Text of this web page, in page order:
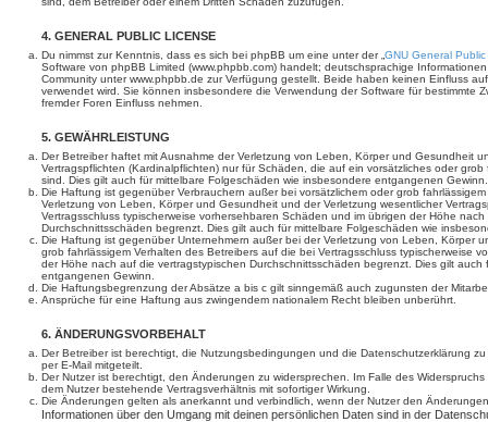
4. GENERAL PUBLIC LICENSE
Du nimmst zur Kenntnis, dass es sich bei phpBB um eine unter der „ GNU General
Software von phpBB Limited (www.phpbb.com) handelt; deutschsprachige
Community unter www.phpbb.de zur Verfügung gestellt. Beide haben keinen Einfluss
verwendet wird. Sie können insbesondere die Verwendung der Software für bestimmte
fremder Foren Einfluss nehmen.
5. GEWÄHRLEISTUNG
Der Betreiber haftet mit Ausnahme der Verletzung von Leben, Körper und Gesundheit
Vertragspflichten (Kardinalpflichten) nur für Schäden, die auf ein vorsätzliches oder
sind. Dies gilt auch für mittelbare Folgeschäden wie insbesondere entgangenen Gewinn.
Die Haftung ist gegenüber Verbrauchern außer bei vorsätzlichem oder grob
Verletzung von Leben, Körper und Gesundheit und der Verletzung wesentlicher
Vertragsschluss typischerweise vorhersehbaren Schäden und im übrigen der Höhe
Durchschnittsschäden begrenzt. Dies gilt auch für mittelbare Folgeschäden wie
Die Haftung ist gegenüber Unternehmern außer bei der Verletzung von Leben, Körper
grob fahrlässigem Verhalten des Betreibers auf die bei Vertragsschluss typischerweise
der Höhe nach auf die vertragstypischen Durchschnittsschäden begrenzt. Dies gilt
entgangenen Gewinn.
Die Haftungsbegrenzung der Absätze a bis c gilt sinngemäß auch zugunsten der
Ansprüche für eine Haftung aus zwingendem nationalem Recht bleiben unberührt.
6. ÄNDERUNGSVORBEHALT
Der Betreiber ist berechtigt, die Nutzungsbedingungen und die Datenschutzerklärung
per E-Mail mitgeteilt.
Der Nutzer ist berechtigt, den Änderungen zu widersprechen. Im Falle des
dem Nutzer bestehende Vertragsverhältnis mit sofortiger Wirkung.
Die Änderungen gelten als anerkannt und verbindlich, wenn der Nutzer den
Informationen über den Umgang mit deinen persönlichen Daten sind in der